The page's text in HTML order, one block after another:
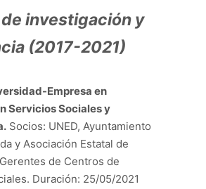
investigación y
(2017-2021)
Empresa en
Servicios Sociales y
Socios: UNED, Ayuntamiento
y Asociación Estatal de
de Centros de
Duración: 25/05/2021